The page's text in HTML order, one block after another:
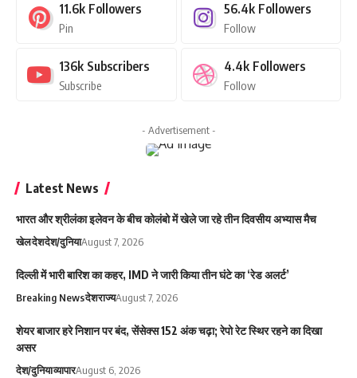
11.6k Followers
Pin
56.4k Followers
Follow
136k Subscribers
Subscribe
4.4k Followers
Follow
- Advertisement -
Latest News
भारत और श्रीलंका इलेवन के बीच कोलंबो में खेले जा रहे तीन दिवसीय अभ्यास मैच
खेलदेशदेश/दुनियाAugust 7, 2026
दिल्ली में भारी बारिश का कहर, IMD ने जारी किया तीन घंटे का ‘रेड अलर्ट’
Breaking Newsदेशराज्यAugust 7, 2026
शेयर बाजार हरे निशान पर बंद, सेंसेक्स 152 अंक चढ़ा; रेपो रेट स्थिर रहने का दिखा
असर
देश/दुनियाव्यापारAugust 6, 2026